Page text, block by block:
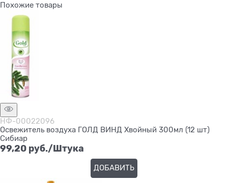
Похожие товары
НФ-00022096
Освежитель воздуха ГОЛД ВИНД Хвойный 300мл (12 шт)
Сибиар
99,20 руб./Штука
ДОБАВИТЬ